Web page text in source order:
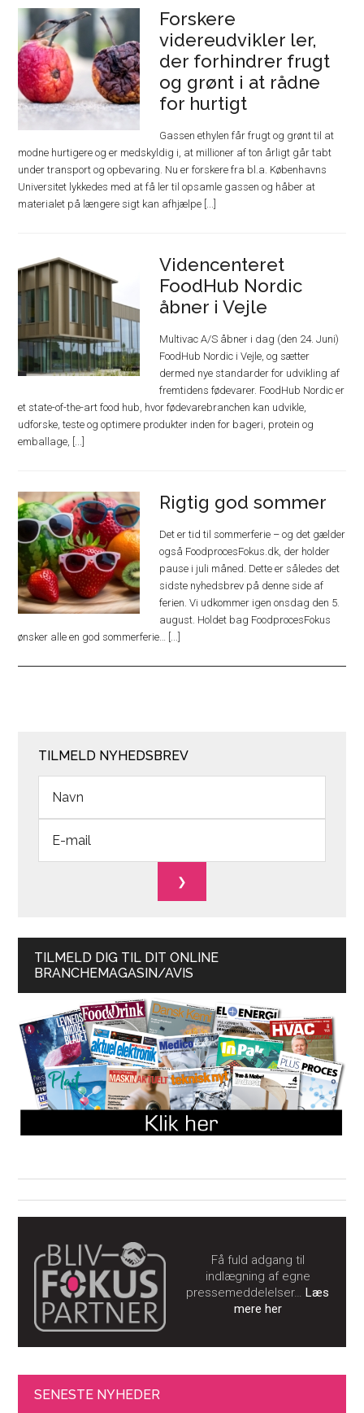
Forskere
videreudvikler ler,
der forhindrer frugt
og grønt i at rådne
for hurtigt
Gassen ethylen får frugt og grønt til at
modne hurtigere og er medskyldig i, at millioner af ton årligt går tabt
under transport og opbevaring. Nu er forskere fra bl.a. Københavns
Universitet lykkedes med at få ler til opsamle gassen og håber at
materialet på længere sigt kan afhjælpe [...]
Videncenteret
FoodHub Nordic
åbner i Vejle
Multivac A/S åbner i dag (den 24. Juni)
FoodHub Nordic i Vejle, og sætter
dermed nye standarder for udvikling af
fremtidens fødevarer. FoodHub Nordic er
et state-of-the-art food hub, hvor fødevarebranchen kan udvikle,
udforske, teste og optimere produkter inden for bageri, protein og
emballage, [...]
Rigtig god sommer
Det er tid til sommerferie – og det gælder
også FoodprocesFokus.dk, der holder
pause i juli måned. Dette er således det
sidste nyhedsbrev på denne side af
ferien. Vi udkommer igen onsdag den 5.
august. Holdet bag FoodprocesFokus
ønsker alle en god sommerferie… [...]
TILMELD NYHEDSBREV
TILMELD DIG TIL DIT ONLINE
BRANCHEMAGASIN/AVIS
Få fuld adgang til
indlægning af egne
pressemeddelelser…Læs
mere her
SENESTE NYHEDER